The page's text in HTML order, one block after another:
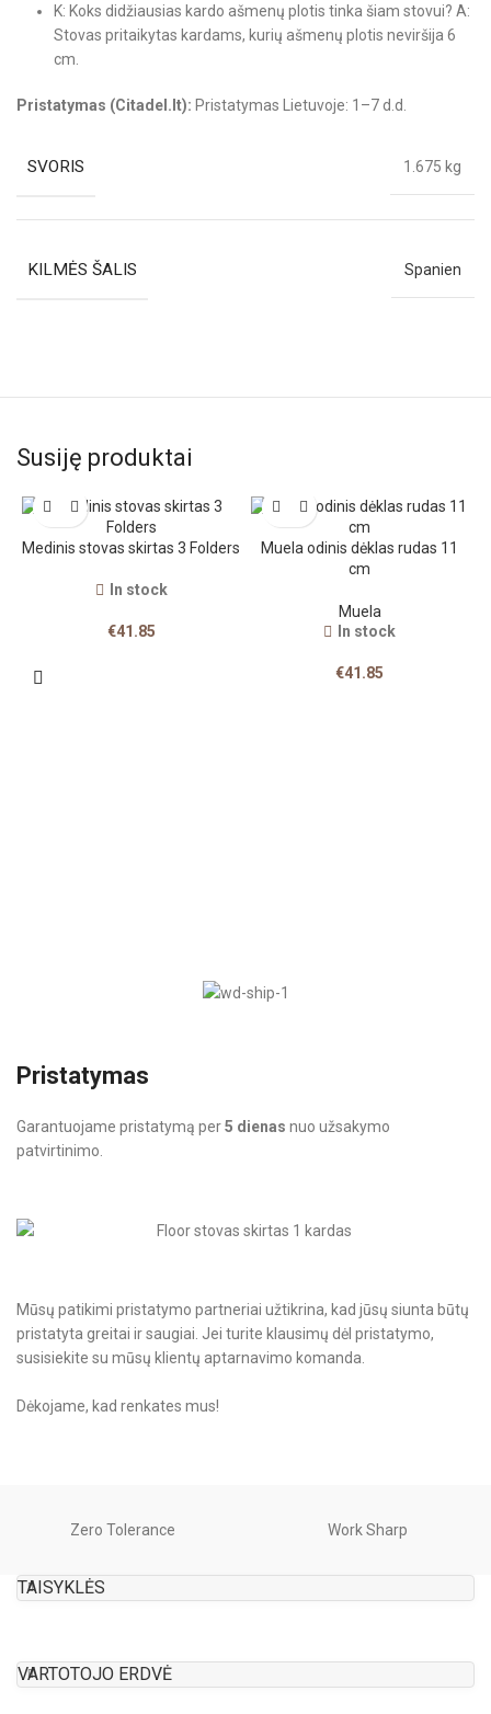
K: Koks didžiausias kardo ašmenų plotis tinka šiam stovui? A:
Stovas pritaikytas kardams, kurių ašmenų plotis neviršija 6
cm.
Pristatymas (Citadel.lt): Pristatymas Lietuvoje: 1–7 d.d.
SVORIS 1.675 kg
KILMĖS ŠALIS Spanien
Susiję produktai
Medinis stovas skirtas 3 Folders
In stock
€41.85
Muela odinis dėklas rudas 11
cm
Muela
In stock
€41.85
Pristatymas
Garantuojame pristatymą per5 dienas nuo užsakymo
patvirtinimo.
Mūsų patikimi pristatymo partneriai užtikrina, kad jūsų siunta būtų
pristatyta greitai ir saugiai. Jei turite klausimų dėl pristatymo,
susisiekite su mūsų klientų aptarnavimo komanda.
Dėkojame, kad renkates mus!
Zero Tolerance Work Sharp
TAISYKLĖS
VARTOTOJO ERDVĖ